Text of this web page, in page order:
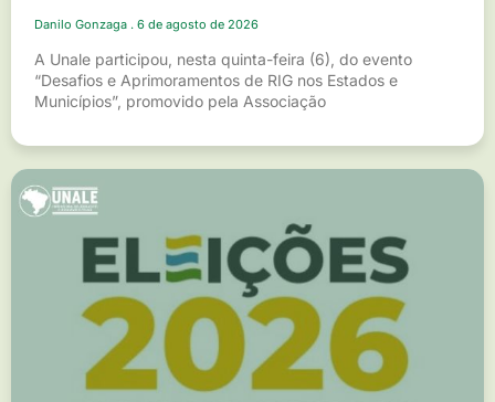
Danilo Gonzaga 6 de agosto de 2026
A Unale participou, nesta quinta-feira (6), do evento
“Desafios e Aprimoramentos de RIG nos Estados e
Municípios”, promovido pela Associação